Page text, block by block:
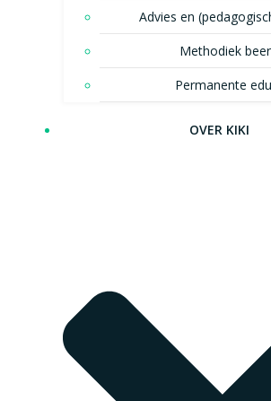
Advies en
Methodiek
Permanente
OVER KIKI